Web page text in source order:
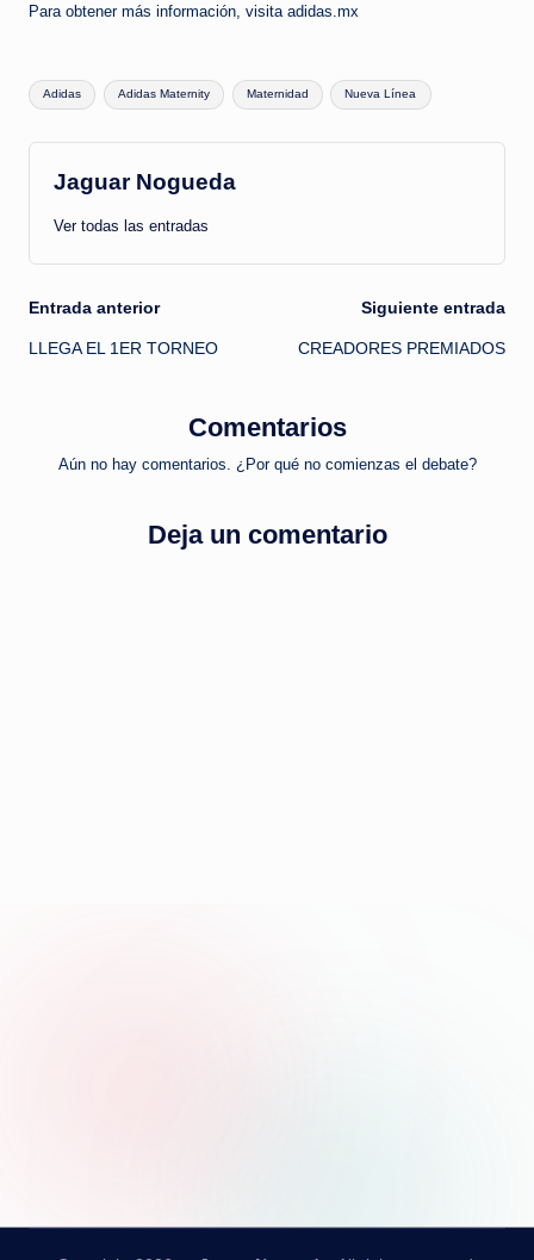
Para obtener más información, visita adidas.mx
Etiquetas:
Adidas Adidas Maternity Maternidad Nueva Línea
Jaguar Nogueda
Ver todas las entradas
Navegación
de
Entrada anterior
LLEGA EL 1ER TORNEO
Siguiente entrada
CREADORES PREMIADOS
Comentarios
Aún no hay comentarios. ¿Por qué no comienzas el debate?
Deja un comentario